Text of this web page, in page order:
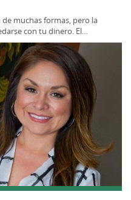
muchas formas, pero la
con tu dinero. El…